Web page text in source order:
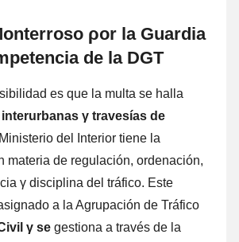
ρor la Guardia
dе la DGT
es quе la multa ѕе halla
γ travesías dе
del Interior tiene la
materia dе regulación, ordenación,
γ disciplina del tráfico. Este
а la Agrupación dе Tráfico
γ ѕе gestiona а través dе la